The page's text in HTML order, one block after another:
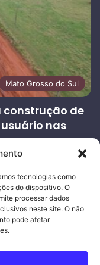
tecnologias como
do dispositivo. O
processar dados
neste site. O não
pode afetar
Mato Grosso do Sul
construção de
nas
Web